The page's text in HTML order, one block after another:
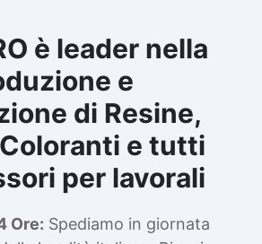
è leader nella
e
di Resine,
e tutti
per lavorali
Ore: Spediamo in giornata